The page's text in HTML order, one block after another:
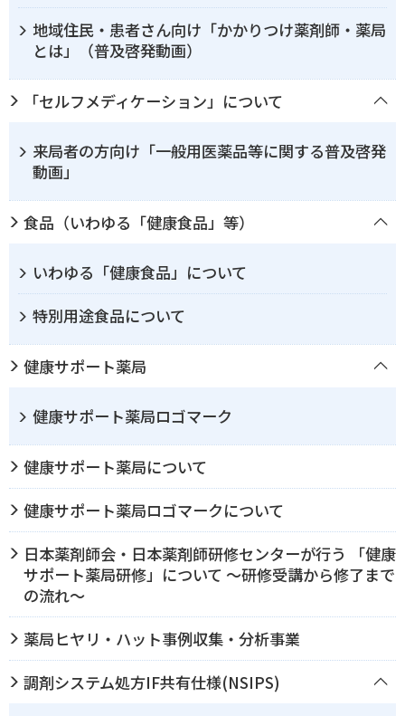
地域住民・患者さん向け「かかりつけ薬剤師・薬局
とは」（普及啓発動画）
「セルフメディケーション」について
来局者の方向け「一般用医薬品等に関する普及啓発
動画」
食品（いわゆる「健康食品」等）
いわゆる「健康食品」について
特別用途食品について
健康サポート薬局
健康サポート薬局ロゴマーク
健康サポート薬局について
健康サポート薬局ロゴマークについて
日本薬剤師会・日本薬剤師研修センターが行う 「健康
サポート薬局研修」について ～研修受講から修了まで
の流れ～
薬局ヒヤリ・ハット事例収集・分析事業
調剤システム処方IF共有仕様(NSIPS)